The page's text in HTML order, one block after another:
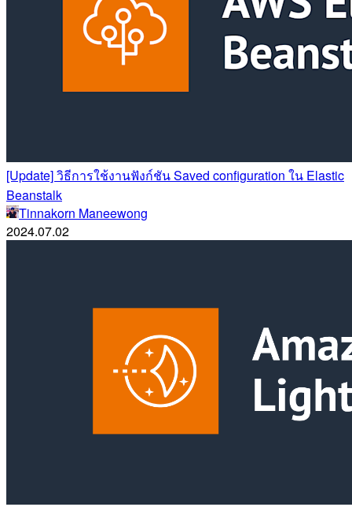
[Update] วิธีการใช้งานฟังก์ชัน Saved configuration ใน Elastic
Beanstalk
Tinnakorn Maneewong
2024.07.02